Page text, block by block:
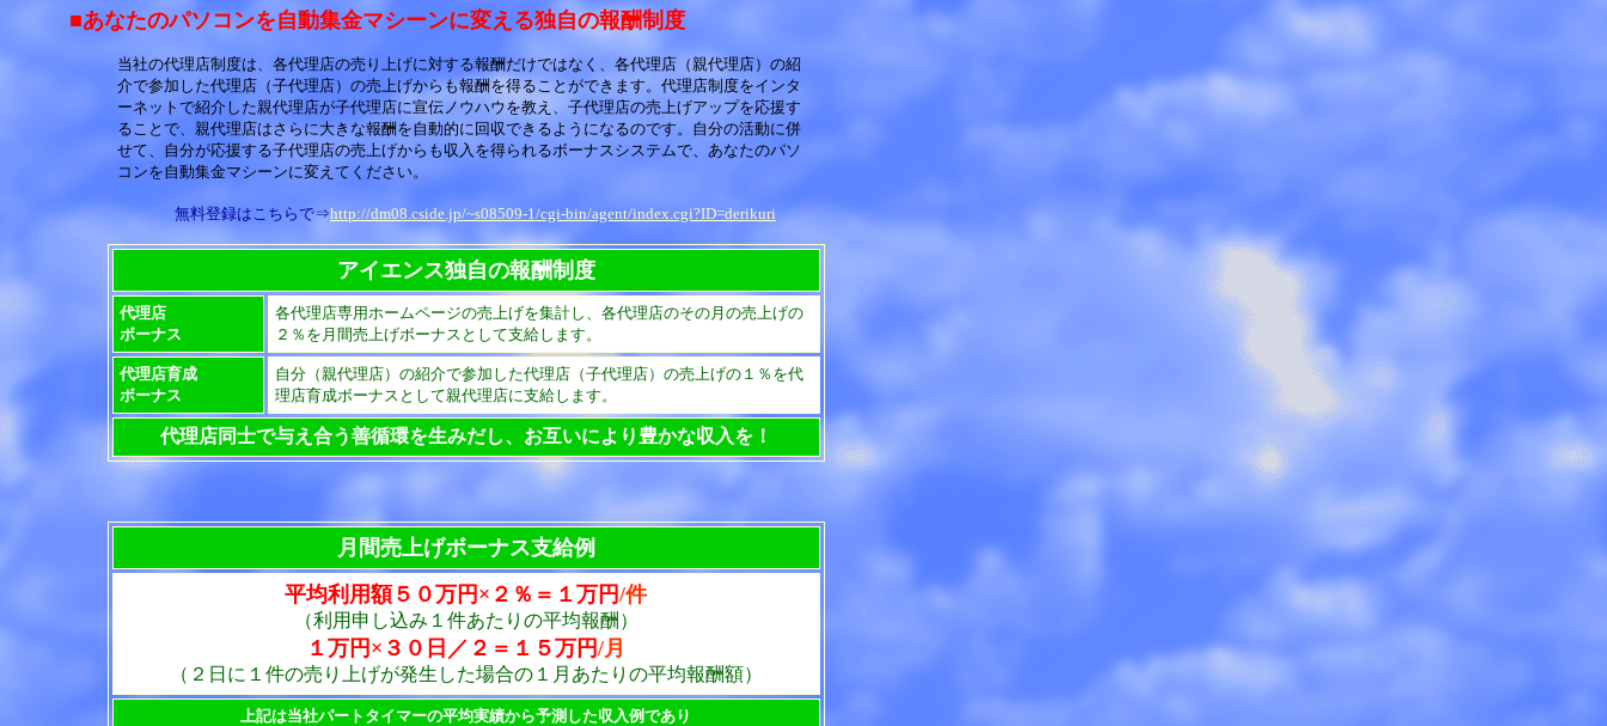
■あなたのパソコンを自動集金マシーンに変える独自の報酬制度
当社の代理店制度は、各代理店の売り上げに対する報酬だけではなく、各代理店（親代理店）の紹
介で参加した代理店（子代理店）の売上げからも報酬を得ることができます。代理店制度をインタ
ーネットで紹介した親代理店が子代理店に宣伝ノウハウを教え、子代理店の売上げアップを応援す
ることで、親代理店はさらに大きな報酬を自動的に回収できるようになるのです。自分の活動に併
せて、自分が応援する子代理店の売上げからも収入を得られるボーナスシステムで、あなたのパソ
コンを自動集金マシーンに変えてください。
無料登録はこちらで⇒http://dm08.cside.jp/~s08509-1/cgi-bin/agent/index.cgi?ID=derikuri
アイエンス独自の報酬制度
代理店
ボーナス
各代理店専用ホームページの売上げを集計し、各代理店のその月の売上げの
２％を月間売上げボーナスとして支給します。
代理店育成
ボーナス
自分（親代理店）の紹介で参加した代理店（子代理店）の売上げの１％を代
理店育成ボーナスとして親代理店に支給します。
代理店同士で与え合う善循環を生みだし、お互いにより豊かな収入を！
月間売上げボーナス支給例
平均利用額５０万円×２％＝１万円/件
（利用申し込み１件あたりの平均報酬）
１万円×３０日／２＝１５万円/月
（２日に１件の売り上げが発生した場合の１月あたりの平均報酬額）
上記は当社パートタイマーの平均実績から予測した収入例であり